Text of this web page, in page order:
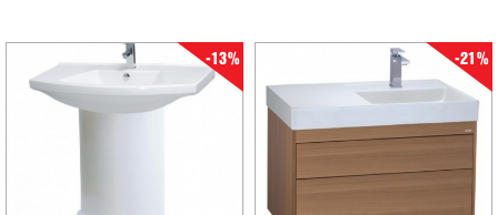
-13% -21%